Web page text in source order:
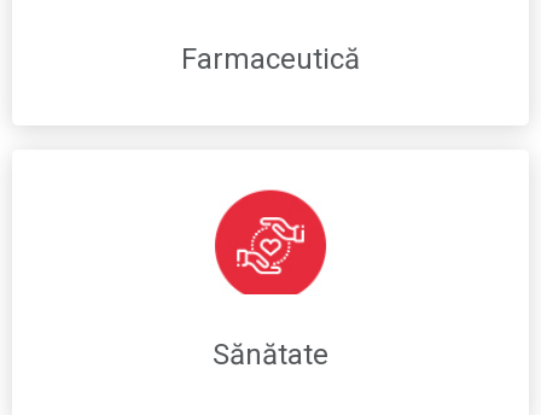
Farmaceutică
Sănătate